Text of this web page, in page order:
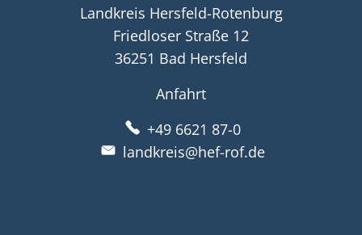
Landkreis Hersfeld-Rotenburg
Friedloser Straße 12
36251 Bad Hersfeld
Anfahrt
+49 6621 87-0
landkreis@hef-rof.de